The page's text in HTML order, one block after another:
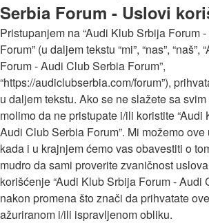
Serbia Forum - Uslovi
Pristupanjem na “Audi Klub Srbija Forum
Forum” (u daljem tekstu “mi”, “nas”,
Forum - Audi Club Serbia Forum”,
“https://audiclubserbia.com/forum”),
u daljem tekstu. Ako se ne slažete sa
molimo da ne pristupate i/ili koristite “Audi
Audi Club Serbia Forum”. Mi možemo
kada i u krajnjem ćemo vas obavestiti o
mudro da sami proverite zvaničnost
korišćenje “Audi Klub Srbija Forum - Audi
nakon promena što znači da prihvatate
ažuriranom i/ili ispravljenom obliku.